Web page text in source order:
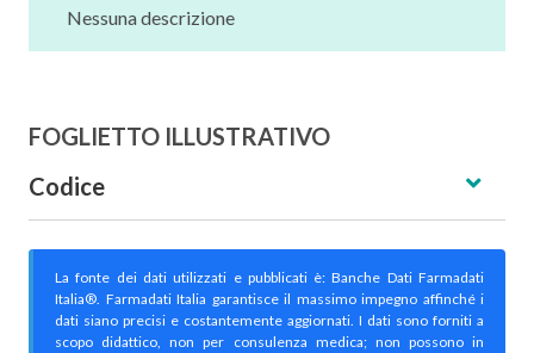
Nessuna descrizione
FOGLIETTO ILLUSTRATIVO
Codice
La fonte dei dati utilizzati e pubblicati è: Banche Dati Farmadati
Italia®. Farmadati Italia garantisce il massimo impegno affinché i
dati siano precisi e costantemente aggiornati. I dati sono forniti a
scopo didattico, non per consulenza medica; non possono in